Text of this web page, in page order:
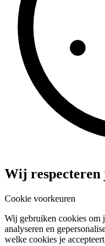
Wij
Cookie voorkeuren
Wij gebruiken cookies om
analyseren en
welke cookies je